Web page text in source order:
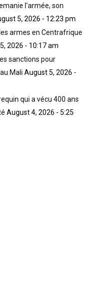
l'armée, son
5, 2026 - 12:23 pm
armes en Centrafrique
2026 - 10:17 am
sanctions pour
Mali August 5, 2026 -
qui a vécu 400 ans
August 4, 2026 - 5:25